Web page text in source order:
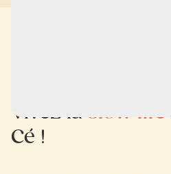
Vivez la slow life
Cé !